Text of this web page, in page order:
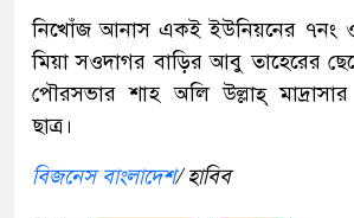
নিখোঁজ আনাস একই ইউনিয়নের ৭নং
মিয়া সওদাগর বাড়ির আবু তাহেরের
পৌরসভার শাহ অলি উল্লাহ্
ছাত্র।
বিজনেস বাংলাদেশ/ হাবিব